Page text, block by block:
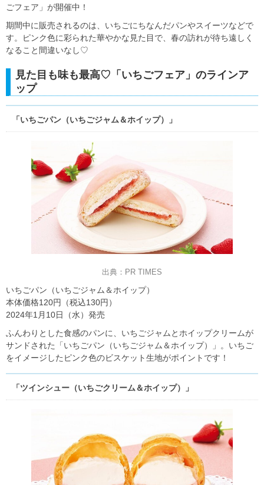
ごフェア」が開催中！
期間中に販売されるのは、いちごにちなんだパンやスイーツなどで
す。ピンク色に彩られた華やかな見た目で、春の訪れが待ち遠しく
なること間違いなし♡
見た目も味も最高♡「いちごフェア」のラインア
ップ
「いちごパン（いちごジャム＆ホイップ）」
出典：PR TIMES
いちごパン（いちごジャム＆ホイップ）
本体価格120円（税込130円）
2024年1月10日（水）発売
ふんわりとした食感のパンに、いちごジャムとホイップクリームが
サンドされた「いちごパン（いちごジャム＆ホイップ）」。いちご
をイメージしたピンク色のビスケット生地がポイントです！
「ツインシュー（いちごクリーム＆ホイップ）」